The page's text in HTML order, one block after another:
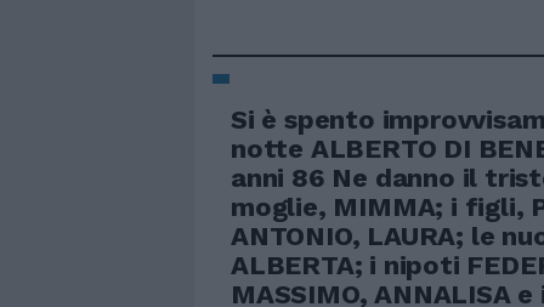
Si è spento
notte ALBERTO DI
anni 86 Ne danno il
moglie, MIMMA; i figli,
ANTONIO, LAURA; le
ALBERTA; i nipoti
MASSIMO, ANNALISA